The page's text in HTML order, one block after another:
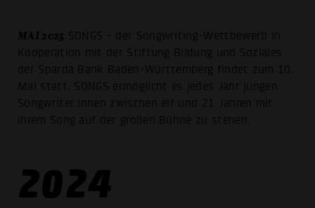
MAI 2025 SONGS - der Songwriting-Wettbewerb in
Kooperation mit der Stiftung Bildung und Soziales
der Sparda Bank Baden-Württemberg findet zum 10.
Mal statt. SONGS ermöglicht es jedes Jahr jungen
Songwriter:innen zwischen elf und 21 Jahren mit
ihrem Song auf der großen Bühne zu stehen.
2024